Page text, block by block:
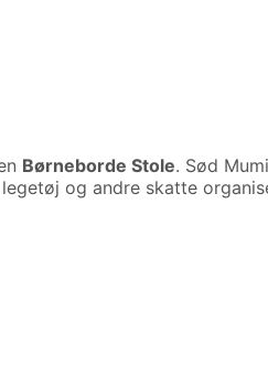
Børneborde Stole. Sød
og andre skatte